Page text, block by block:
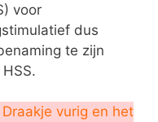
voor
dus
te zijn
vurig en het